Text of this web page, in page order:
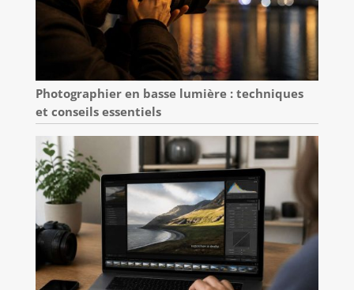
Photographier en basse lumière : techniques
et conseils essentiels